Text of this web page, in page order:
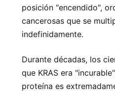
posición "encendido",
cancerosas que se
indefinidamente.
Durante décadas, los
que KRAS era
proteína es